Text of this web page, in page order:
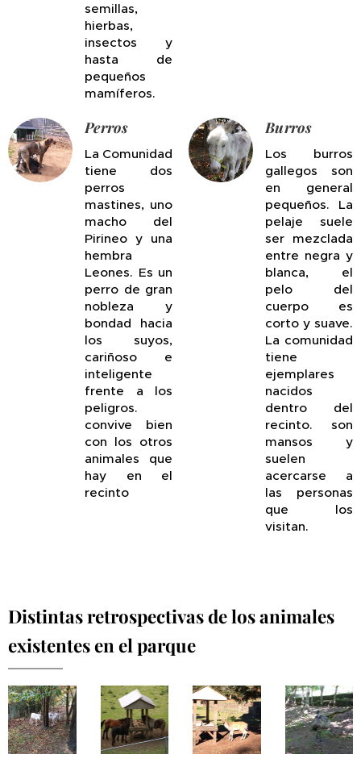
semillas,
hierbas,
insectos y
hasta de
pequeños
mamíferos.
Perros
La Comunidad
tiene dos
perros
mastines, uno
macho del
Pirineo y una
hembra
Leones. Es un
perro de gran
nobleza y
bondad hacia
los suyos,
cariñoso e
inteligente
frente a los
peligros.
convive bien
con los otros
animales que
hay en el
recinto
Burros
Los burros
gallegos son
en general
pequeños. La
pelaje suele
ser mezclada
entre negra y
blanca, el
pelo del
cuerpo es
corto y suave.
La comunidad
tiene
ejemplares
nacidos
dentro del
recinto. son
mansos y
suelen
acercarse a
las personas
que los
visitan.
Distintas retrospectivas de los animales
existentes en el parque